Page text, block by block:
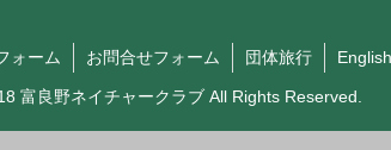
ォーム お問合せフォーム 団体旅行 English
富良野ネイチャークラブ All Rights Reserved.